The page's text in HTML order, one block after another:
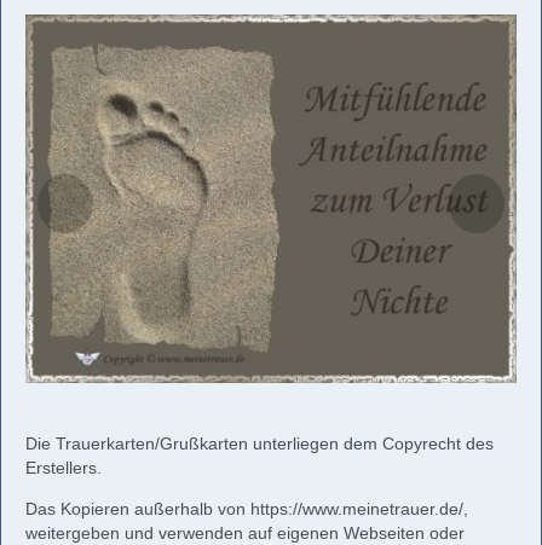
Die Trauerkarten/Grußkarten unterliegen dem Copyrecht des
Erstellers.
Das Kopieren außerhalb von https://www.meinetrauer.de/
weitergeben und verwenden auf eigenen Webseiten oder